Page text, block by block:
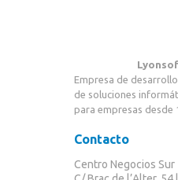
Empresa de desarrollo
de soluciones
para empresas desde
Contacto
Centro Negocios Sur